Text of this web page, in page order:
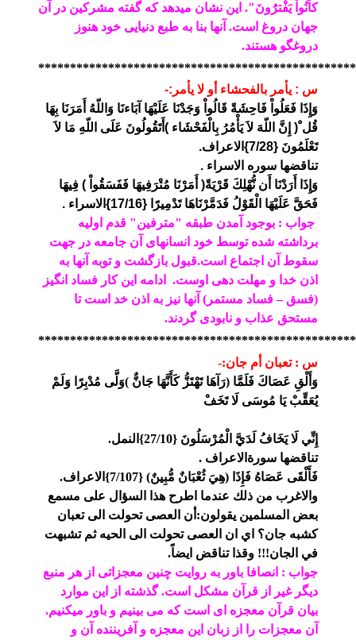
كاَنُواْ يَفْترَُونَ". این نشان میدهد که گفته مشرکین در آن
جهان دروغ است. آنها بنا به طبع دنیایی خود هنوز
دروغگو هستند.
س : يأمر بالفحشاء أو لا يأمر:-
وَإِذَا فَعَلُواْ فَاحِشَةً قَالُواْ وَجَدْنَا عَلَيْهَا آبَاءنَا وَاللّهُ أَمَرَنَا بِهَا
قُل ْ( إِنَّ اللّهَ لاَ يَأْمُرُ بِالْفَحْشَاء )أَتَقُولُونَ عَلَى اللّهِ مَا لاَ
تَعْلَمُونَ {7/28}الاعراف.
تناقضها سوره الاسراء .
وَإِذَا أَرَدْنَا أَن نُّهْلِكَ قَرْيَةً( أَمَرْنَا مُتْرَفِيهَا فَفَسَقُواْ ) فِيهَا
فَحَقَّ عَلَيْهَا الْقَوْلُ فَدَمَّرْنَاهَا تَدْمِيرًا {17/16}الاسراء .
جواب : بوجود آمدن طبقه "مترفین" قدم اولیه
برداشته شده توسط خود انسانهای آن جامعه در جهت
سقوط آن اجتماع است.قبول بازگشت و توبه آنها به
اذن خدا و مهلت دهی اوست.
ادامه این کار فساد انگیز
(فسق – فساد مستمر) آنها نیز به اذن خد است تا
مستحق عذاب و نابودی گردند.
س : تعبان أم جان:-
وَأَلْقِ عَصَاكَ فَلَمَّا (رَآهَا تَهْتَزُّ كَأَنَّهَا جَانٌّ )وَلَّى مُدْبِرًا وَلَمْ
يُعَقِّبْ يَا مُوسَى لَا تَخَفْ
إِنِّي لَا يَخَافُ لَدَيَّ الْمُرْسَلُونَ {27/10}النمل.
تناقضها سورةالاعراف .
فَأَلْقَى عَصَاهُ فَإِذَا (هِيَ ثُعْبَانٌ مُّبِينٌ) {7/107}الاعراف.
والاغرب من ذلك عندما اطرح هذا السؤال على مسمع
بعض المسلمين يقولون:أن العصى تحولت الى تعبان
كشبه جان؟ اي ان العصى تحولت الى الحيه ثم تشبهت
في الجان!!! وقذا تناقض ايضاً.
جواب : انصافا باور به روایت چنین معجزاتی از هر منبع
دیگر غیر از قرآن مشکل است. گذشته از این موارد
بیان قرآن معجزه ای است که می بینیم و باور میکنیم.
آن معجزات را از زبان این معجزه و آفریننده آن و